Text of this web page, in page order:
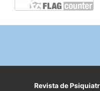
Revista de